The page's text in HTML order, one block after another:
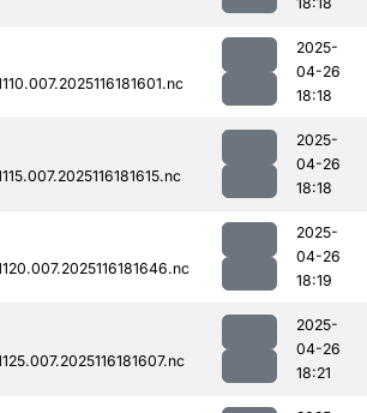
2025-
04-26
18:18
2025-
04-26
18:18
2025-
04-26
18:19
2025-
04-26
18:21